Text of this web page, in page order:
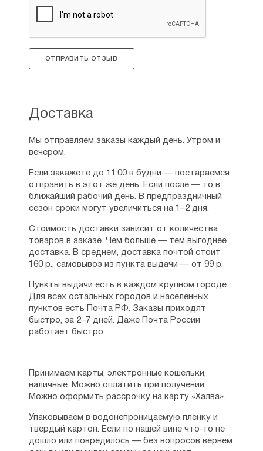
ОТПРАВИТЬ ОТЗЫВ
Доставка
Мы отправляем заказы каждый день. Утром и
вечером.
Если закажете до 11:00 в будни — постараемся
отправить в этот же день. Если после — то в
ближайший рабочий день. В предпраздничный
сезон сроки могут увеличиться на 1–2 дня.
Стоимость доставки зависит от количества
товаров в заказе. Чем больше — тем выгоднее
доставка. В среднем, доставка почтой стоит
160 р., самовывоз из пункта выдачи — от 99 р.
Пункты выдачи есть в каждом крупном городе.
Для всех остальных городов и населенных
пунктов есть Почта РФ. Заказы приходят
быстро, за 2–7 дней. Даже Почта России
работает быстро.
Принимаем карты, электронные кошельки,
наличные. Можно оплатить при получении.
Можно оформить рассрочку на карту «Халва».
Упаковываем в водонепроницаемую пленку и
твердый картон. Если по нашей вине что-то не
дошло или повредилось — без вопросов вернем